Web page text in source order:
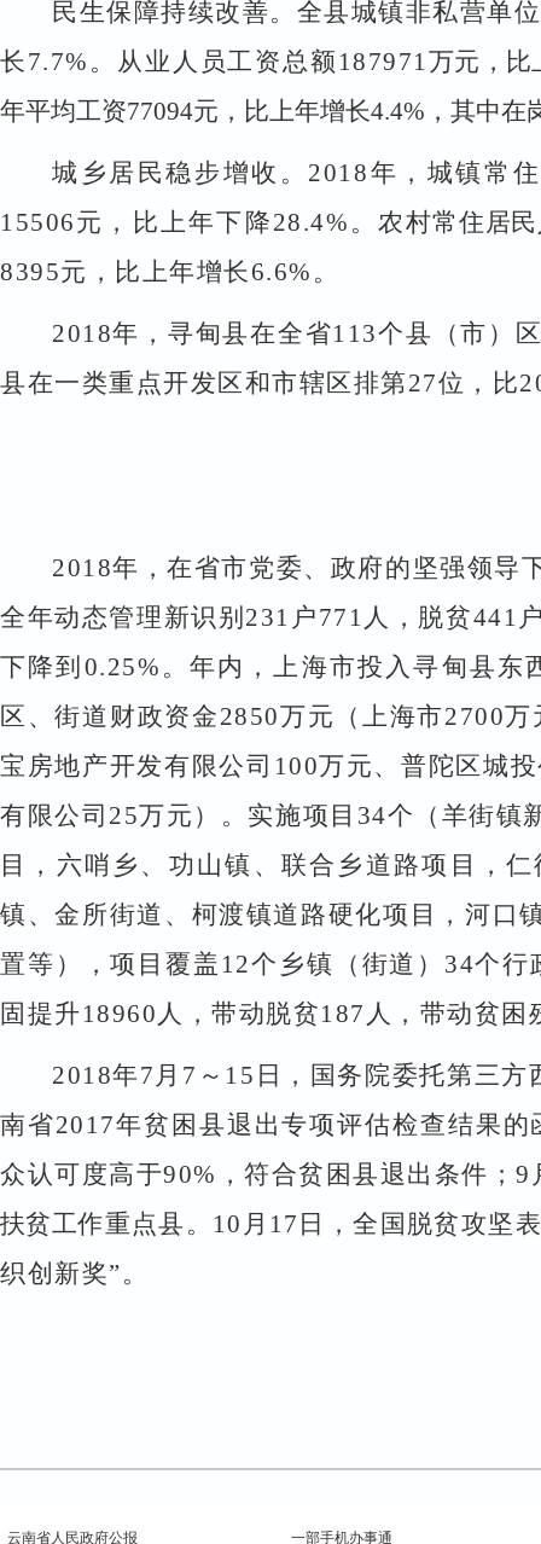
民生保障持续改善。全县城镇非私营单
长 7.7% 。从业人员工资总额 187971万元，比
年平均工资77094元，比上年增长4.4% ，其中在
城乡居民稳步增收。 2018年，城镇常
15506元，比上年下降28.4% 。农村常住居
8395元，比上年增长 6.6% 。
2018年，寻甸县在全省113个县（市）
县在一类重点开发区和市辖区排第27位，比
2018年，在省市党委、政府的坚强领导
全年动态管理新识别 231 户771 人，脱贫441
下降到 0.25% 。年内，上海市投入寻甸县东
区、街道财政资金2850万元（上海市2700万
宝房地产开发有限公司 100万元、普陀区城
有限公司 25万元）。实施项目 34个（羊街镇
目，六哨乡、功山镇、联合乡道路项目，
镇、金所街道、柯渡镇道路硬化项目，河口
置等），项目覆盖 12个乡镇（街道） 34个行
固提升18960 人，带动脱贫187 人，带动贫困
2018年7 月 7 ～ 15 日，国务院委托第三
南省2017年贫困县退出专项评估检查结果
众认可度高于90% ，符合贫困县退出条件；9
扶贫工作重点县。 10 月 17 日，全国脱贫攻坚
织创新奖”。
云南省人民政府公报 一部手机办事通